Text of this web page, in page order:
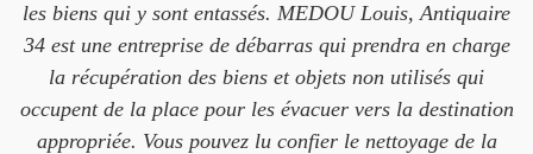
les biens qui y sont entassés. MEDOU Louis, Antiquaire
34 est une entreprise de débarras qui prendra en charge
la récupération des biens et objets non utilisés qui
occupent de la place pour les évacuer vers la destination
appropriée. Vous pouvez lu confier le nettoyage de la